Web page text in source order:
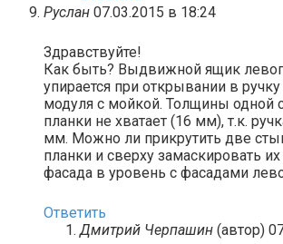
Руслан 07.03.2015 в 18:24
Здравствуйте!
Как быть? Выдвижной ящик
упирается при открывании в
модуля с мойкой. Толщины одной
планки не хватает (16 мм), т.к.
мм. Можно ли прикрутить две
планки и сверху замаскировать
фасада в уровень с фасадами
Ответить
Дмитрий Черпашин (автор)